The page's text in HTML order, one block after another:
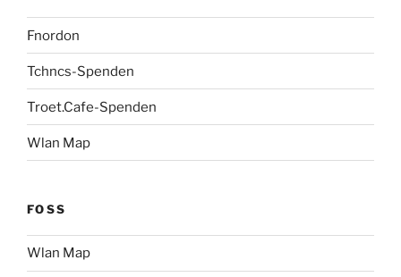
Fnordon
Tchncs-Spenden
Troet.Cafe-Spenden
Wlan Map
FOSS
Wlan Map